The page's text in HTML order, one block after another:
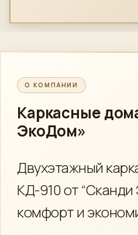
О КОМПАНИИ
Каркасные
ЭкоДом»
Двухэтажный
КД-910 от
комфорт и